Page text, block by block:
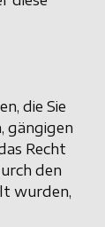
die Sie
gängigen
Recht
den
wurden,